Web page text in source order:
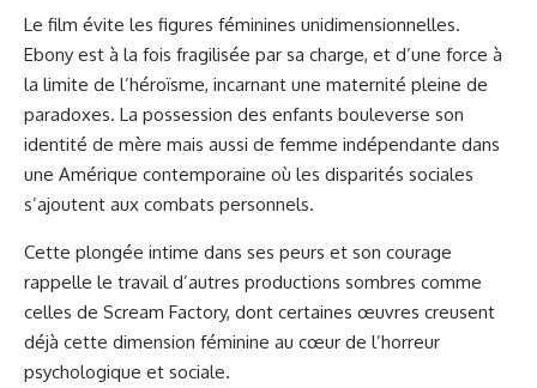
Le film évite les figures féminines unidimensionnelles.
Ebony est à la fois fragilisée par sa charge, et d’une force à
la limite de l’héroïsme, incarnant une maternité pleine de
paradoxes. La possession des enfants bouleverse son
identité de mère mais aussi de femme indépendante dans
une Amérique contemporaine où les disparités sociales
s’ajoutent aux combats personnels.
Cette plongée intime dans ses peurs et son courage
rappelle le travail d’autres productions sombres comme
celles de Scream Factory, dont certaines œuvres creusent
déjà cette dimension féminine au cœur de l’horreur
psychologique et sociale.